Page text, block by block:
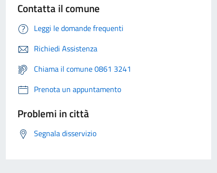
Contatta il comune
Leggi le domande frequenti
Richiedi Assistenza
Chiama il comune 0861 3241
Prenota un appuntamento
Problemi in città
Segnala disservizio